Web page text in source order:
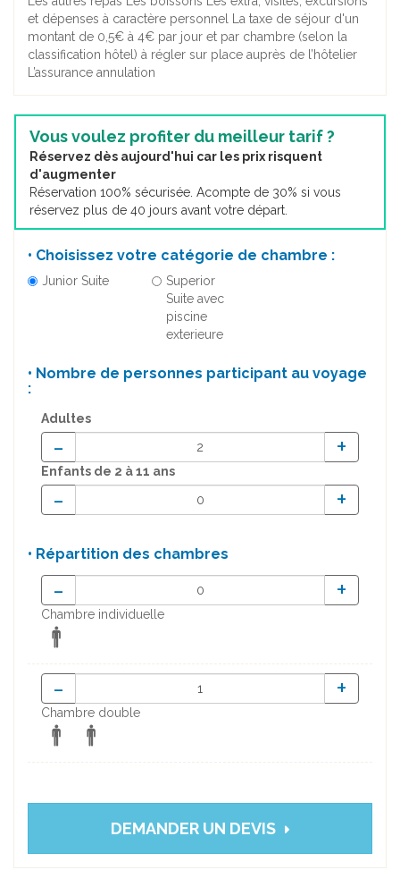
et dépenses à caractère personnel La taxe de séjour d'un
montant de 0,5€ à 4€ par jour et par chambre (selon la
classification hôtel) à régler sur place auprès de l’hôtelier
L’assurance annulation
Vous voulez profiter du meilleur tarif ?
Réservez dès aujourd'hui car les prix risquent
d'augmenter
Réservation 100% sécurisée. Acompte de 30% si vous
réservez plus de 40 jours avant votre départ.
• Choisissez votre catégorie de chambre :
Junior Suite
Superior
Suite avec
piscine
exterieure
• Nombre de personnes participant au voyage
:
Adultes
- +
Enfants de 2 à 11 ans
- +
• Répartition des chambres
- +
Chambre individuelle
- +
Chambre double
DEMANDER UN DEVIS